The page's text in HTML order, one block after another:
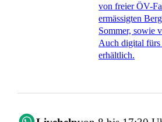
von freier ÖV-
ermässigten
Sommer, sowie
Auch digital fürs
erhältlich.